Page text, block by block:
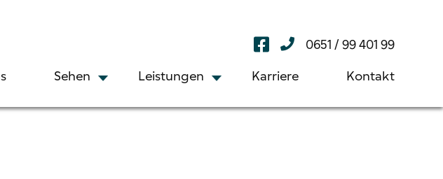
0651 / 99 401 99
Sehen Leistungen Karriere Kontakt